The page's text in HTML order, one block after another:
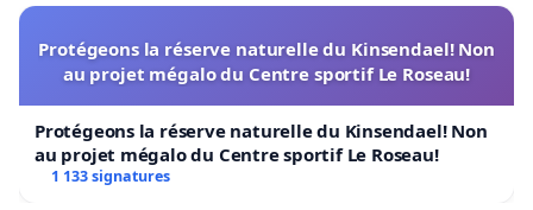
Protégeons la réserve naturelle du Kinsendael! Non
au projet mégalo du Centre sportif Le Roseau!
Protégeons la réserve naturelle du Kinsendael! Non
au projet mégalo du Centre sportif Le Roseau!
1 133 signatures